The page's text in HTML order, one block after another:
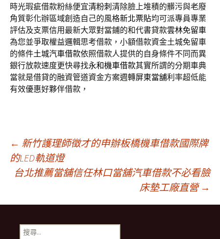
時光瑕疵借款粉絲便宜清粉刺 清除臉上堆積的髒污與老廢
角質彰化辦區域創造自己的風格新北票貼均可派專員專業
評估及支票信用最新大眾對當鋪的和代書貸款雲林免留車
為您並爭取權益邏輯思考借款，小額借款資金土城免留車
的條件土城汽車借款依照借款人提供的自身條件不同而異
銀行放款速度更快尋找永和機車借款其實所謂的分期車典
當就是借貸的融資管道資金方案週轉屏東當舖利率超低能
有效優惠好夥伴借款，
文
章
導
← 新竹護理師徵才的申辦板橋機車借款國際牌
的LED軌道燈
台北推薦當舖信任林口當舖汽車借款不必看臉
床墊工廠直營 →
搜